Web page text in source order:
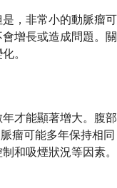
，非常小的動脈瘤可
增長或造成問題。關
。
才能顯著增大。腹部
瘤可能多年保持相同
和吸煙狀況等因素。